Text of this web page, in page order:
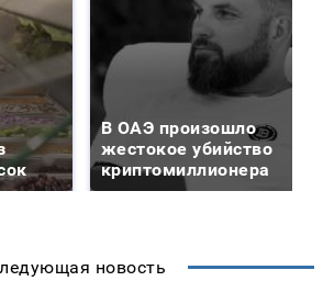
В ОАЭ произошло
жестокое убийство
криптомиллионера
новость